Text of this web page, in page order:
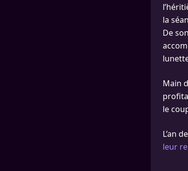
la
De
Main
le
L’an
leur